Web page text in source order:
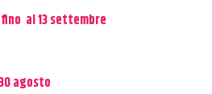
al 13 settembre
agosto